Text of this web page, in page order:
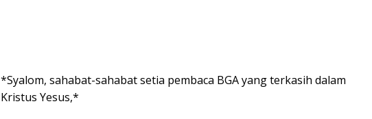
*Syalom, sahabat-sahabat setia pembaca BGA yang terkasih dalam
Kristus Yesus,*